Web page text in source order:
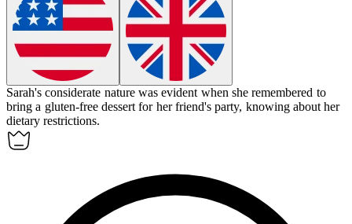
Sarah's considerate nature was evident when she remembered to
bring a gluten-free dessert for her friend's party, knowing about her
dietary restrictions.